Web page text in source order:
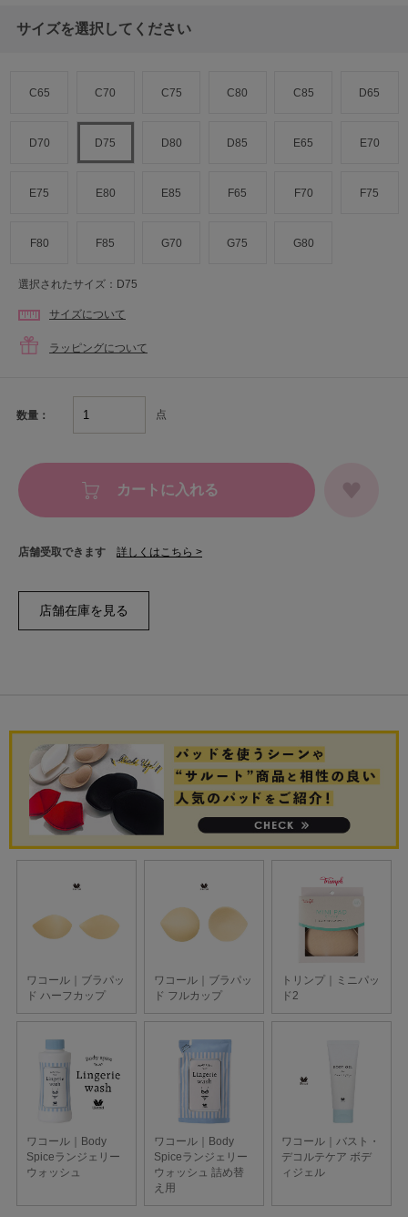
サイズを選択してください
C65 C70 C75 C80 C85 D65
D70 D75 D80 D85 E65 E70
E75 E80 E85 F65 F70 F75
F80 F85 G70 G75 G80
選択されたサイズ：D75
サイズについて
ラッピングについて
数量： 点
カートに入れる
店舗受取できます 詳しくはこちら >